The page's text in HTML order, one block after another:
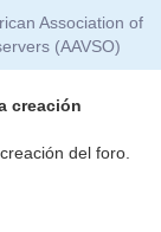
Association of
(AAVSO)
creación
del foro.